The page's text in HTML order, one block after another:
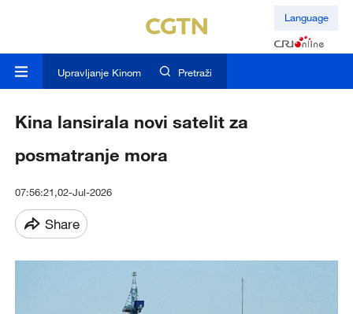
Language
Upravljanje Kinom Pretraži
Kina lansirala novi satelit za
posmatranje mora
07:56:21,02-Jul-2026
Share